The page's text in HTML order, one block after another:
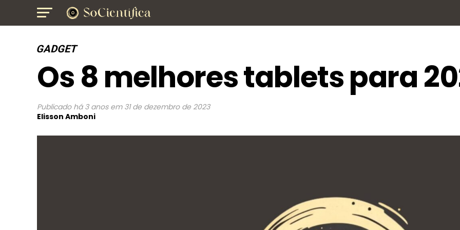
GADGET
Os 8 melhores tablets para
Publicado há 3 anos em 31 de dezembro de 2023
Elisson Amboni